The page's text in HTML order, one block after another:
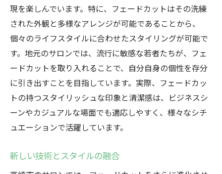
現を楽しんでいます。特に、フェードカットはその洗練
された外観と多様なアレンジが可能であることから、
個々のライフスタイルに合わせたスタイリングが可能で
す。地元のサロンでは、流行に敏感な若者たちが、フェ
ードカットを取り入れることで、自分自身の個性を存分
に引き出すことを目指しています。実際、フェードカッ
トの持つスタイリッシュな印象と清潔感は、ビジネスシ
ーンやカジュアルな場面でも適応しやすく、様々なシチ
ュエーションで活躍しています。
新しい技術とスタイルの融合